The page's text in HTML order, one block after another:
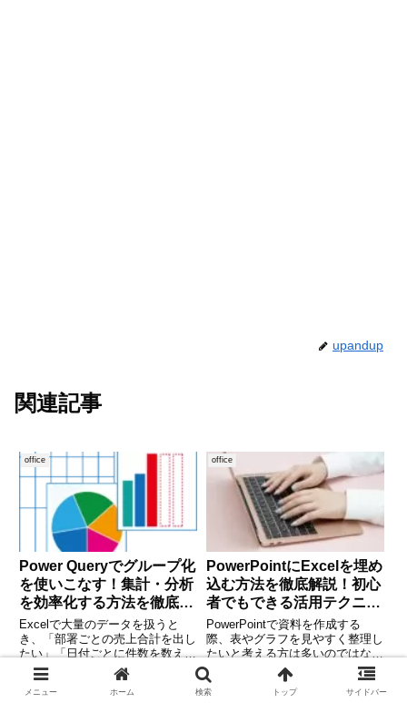
upandup
関連記事
office
Power Queryでグループ化
を使いこなす！集計・分析
を効率化する方法を徹底解
説
Excelで大量のデータを扱うと
き、「部署ごとの売上合計を出し
たい」「日付ごとに件数を数えた
い」などの集計作業が必要になる
ことがあります。こうした処理を
手作業で行うのは手間がかかり、
office
PowerPointにExcelを埋め
込む方法を徹底解説！初心
者でもできる活用テクニッ
ク
PowerPointで資料を作成する
際、表やグラフを見やすく整理し
たいと考える方は多いのではない
でしょうか。そのようなときに便
利なのが、ExcelをPowerPointに
埋め込む機能です。Excelのデー
メニュー ホーム 検索 トップ サイドバー